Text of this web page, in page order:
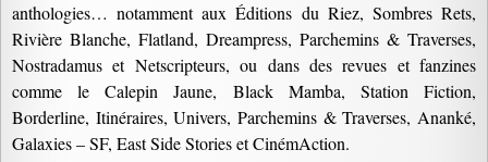
anthologies… notamment aux Éditions du Riez, Sombres Rets,
Rivière Blanche, Flatland, Dreampress, Parchemins & Traverses,
Nostradamus et Netscripteurs, ou dans des revues et fanzines
comme le Calepin Jaune, Black Mamba, Station Fiction,
Borderline, Itinéraires, Univers, Parchemins & Traverses, Ananké,
Galaxies – SF, East Side Stories et CinémAction.